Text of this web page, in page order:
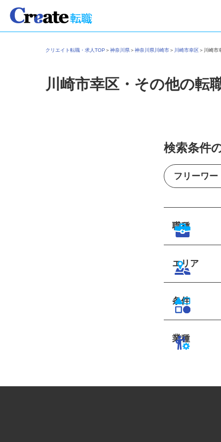
クリエイト転職・求人TOP＞神奈川県＞神奈川県川崎市＞川崎市幸区＞ 川崎
川崎市幸区・その他の転
検索条件
職種
エリア
条件
業種